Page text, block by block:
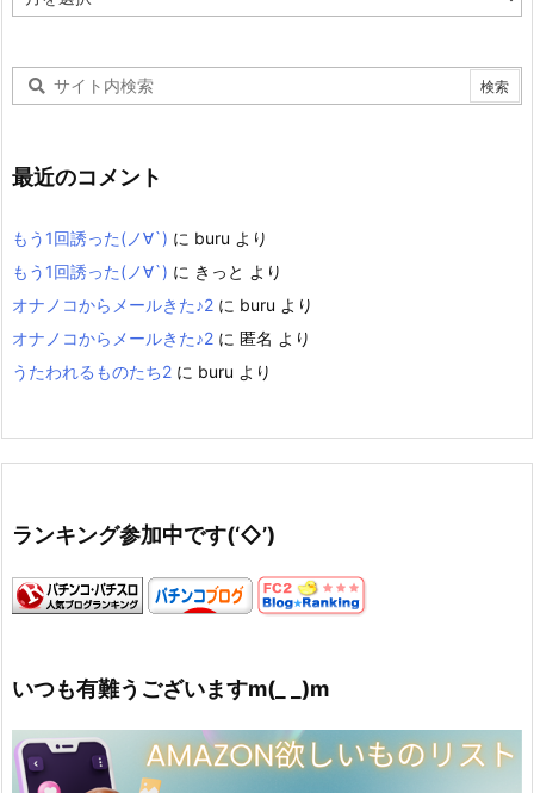
ー
最近のコメント
もう1回誘った(ノ∀`) に buru より
もう1回誘った(ノ∀`) に きっと より
オナノコからメールきた♪2 に buru より
オナノコからメールきた♪2 に 匿名 より
うたわれるものたち2 に buru より
ランキング参加中です(‘◇’)ゞ
いつも有難うございますm(_ _)m